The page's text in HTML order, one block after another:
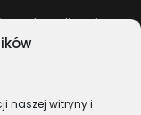
naszej witryny i
Aktualizacja